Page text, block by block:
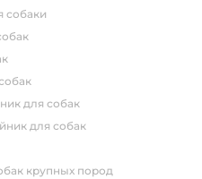
собаки
для собак
для собак
крупных пород